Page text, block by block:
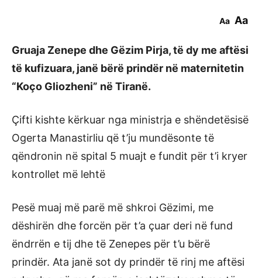
Aa Aa
Gruaja Zenepe dhe Gëzim Pirja, të dy me aftësi
të kufizuara, janë bërë prindër në maternitetin
“Koço Gliozheni” në Tiranë.
Çifti kishte kërkuar nga ministrja e shëndetësisë
Ogerta Manastirliu që t’ju mundësonte të
qëndronin në spital 5 muajt e fundit për t’i kryer
kontrollet më lehtë
Pesë muaj më parë më shkroi Gëzimi, me
dëshirën dhe forcën për t’a çuar deri në fund
ëndrrën e tij dhe të Zenepes për t’u bërë
prindër. Ata janë sot dy prindër të rinj me aftësi